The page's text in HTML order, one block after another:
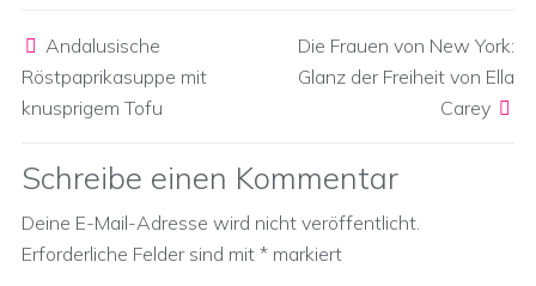
Andalusische
Röstpaprikasuppe mit
knusprigem Tofu
Die Frauen von New York:
Glanz der Freiheit von Ella
Carey
Schreibe einen Kommentar
Deine E-Mail-Adresse wird nicht veröffentlicht.
Erforderliche Felder sind mit * markiert